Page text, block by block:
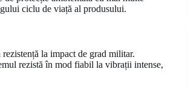
ciclu de viață al produsului.
la impact de grad militar.
rezistă în mod fiabil la vibrații intense,